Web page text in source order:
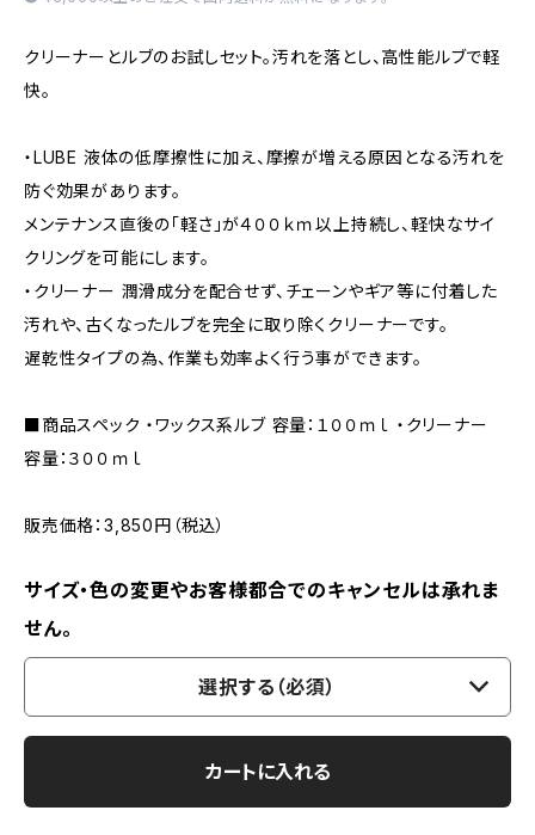
クリーナーとルブのお試しセット。汚れを落とし、高性能ルブで軽
快。
・LUBE 液体の低摩擦性に加え、摩擦が増える原因となる汚れを
防ぐ効果があります。
メンテナンス直後の「軽さ」が４００ｋｍ以上持続し、軽快なサイ
クリングを可能にします。
・クリーナー 潤滑成分を配合せず、チェーンやギア等に付着した
汚れや、古くなったルブを完全に取り除くクリーナーです。
遅乾性タイプの為、作業も効率よく行う事ができます。
■商品スペック ・ワックス系ルブ 容量：１００ｍｌ ・クリーナー
容量：３００ｍｌ
販売価格：3,850円（税込）
サイズ・色の変更やお客様都合でのキャンセルは承れま
せん。
選択する（必須）
カートに入れる